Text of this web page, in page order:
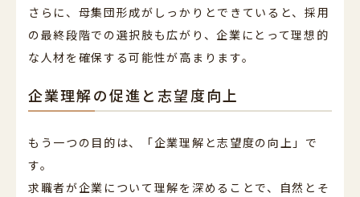
さらに、母集団形成がしっかりとできていると、採用
の最終段階での選択肢も広がり、企業にとって理想的
な人材を確保する可能性が高まります。
企業理解の促進と志望度向上
もう一つの目的は、「企業理解と志望度の向上」で
す。
求職者が企業について理解を深めることで、自然とそ